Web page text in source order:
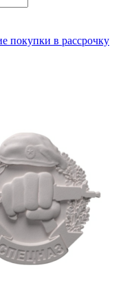
покупки в рассрочку